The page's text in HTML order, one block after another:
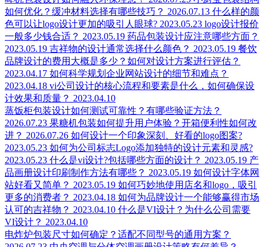
如何优化？缓冲材料选择有哪些技巧？ 2026.07.13 什么样的颜
色可以让logo设计更加的吸引人眼球? 2023.05.23 logo设计报价
一般多少钱合适？ 2023.05.19 药品包装设计应注意哪些方面？
2023.05.19 吉祥物的设计通常选择什么颜色？ 2023.05.19 餐饮
品牌设计的费用大概是多少？如何对设计方案进行评估？
2023.04.17 如何科学规划企业网站设计的细节和难点？
2023.04.18 vi公司设计的核心流程和要素是什么，如何确保设
计效果和质量？ 2023.04.10
蒸饭柜包装设计如何测试可靠性？有哪些验证方法？
2026.07.23 果糖机包装如何提升用户体验？开箱便利性如何改
进？ 2026.07.26 如何设计一个印象深刻、好看的logo图案?
2023.05.23 如何为公司标志Logo添加独特的设计元素和灵感?
2023.05.23 什么是vi设计?包括哪些方面的设计？ 2023.05.19 产
品画册设计印刷制作方法有哪些？ 2023.05.19 如何设计字体网
站好看又简单？ 2023.05.19 如何巧妙地使用店名和logo，吸引
更多的消费者？ 2023.04.18 如何为品牌设计一个能够赢得市场
认可的吉祥物？ 2023.04.10 什么是VI设计？为什么公司需要
VI设计？ 2023.04.10
电炸炉包装尺寸如何确定？适配不同型号的通用方案？